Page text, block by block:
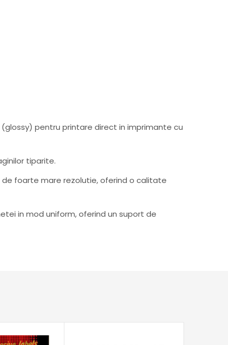
pentru printare direct in imprimante cu
tiparite.
foarte mare rezolutie, oferind o calitate
in mod uniform, oferind un suport de